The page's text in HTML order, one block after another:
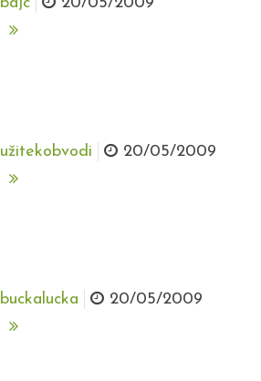
bajc 20/05/2009
užitekobvodi 20/05/2009
buckalucka 20/05/2009